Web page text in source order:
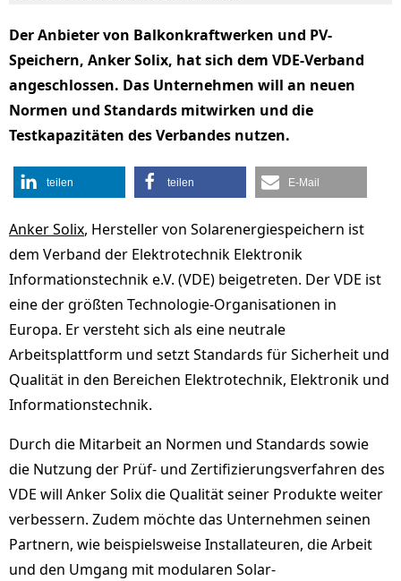
Der Anbieter von Balkonkraftwerken und PV-
Speichern, Anker Solix, hat sich dem VDE-Verband
angeschlossen. Das Unternehmen will an neuen
Normen und Standards mitwirken und die
Testkapazitäten des Verbandes nutzen.
teilen teilen E-Mail
Anker Solix, Hersteller von Solarenergiespeichern ist
dem Verband der Elektrotechnik Elektronik
Informationstechnik e.V. (VDE) beigetreten. Der VDE ist
eine der größten Technologie-Organisationen in
Europa. Er versteht sich als eine neutrale
Arbeitsplattform und setzt Standards für Sicherheit und
Qualität in den Bereichen Elektrotechnik, Elektronik und
Informationstechnik.
Durch die Mitarbeit an Normen und Standards sowie
die Nutzung der Prüf- und Zertifizierungsverfahren des
VDE will Anker Solix die Qualität seiner Produkte weiter
verbessern. Zudem möchte das Unternehmen seinen
Partnern, wie beispielsweise Installateuren, die Arbeit
und den Umgang mit modularen Solar-